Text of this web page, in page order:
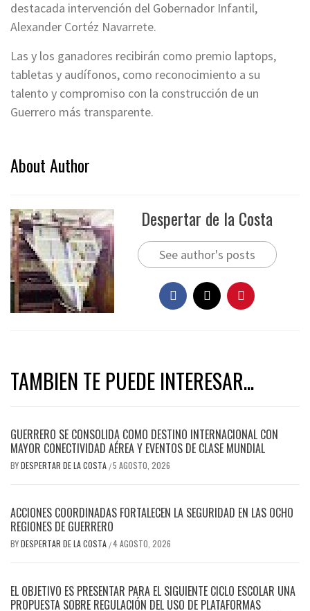
destacada intervención del Gobernador Infantil,
Alexander Cortéz Navarrete.
Las y los ganadores recibirán como premio laptops,
tabletas y audífonos, como reconocimiento a su
talento y compromiso con la construcción de un
Guerrero más transparente.
About Author
Despertar de la Costa
See author's posts
TAMBIEN TE PUEDE INTERESAR...
GUERRERO SE CONSOLIDA COMO DESTINO INTERNACIONAL CON
MAYOR CONECTIVIDAD AÉREA Y EVENTOS DE CLASE MUNDIAL
BYDESPERTAR DE LA COSTA /5 AGOSTO, 2026
ACCIONES COORDINADAS FORTALECEN LA SEGURIDAD EN LAS OCHO
REGIONES DE GUERRERO
BYDESPERTAR DE LA COSTA /4 AGOSTO, 2026
EL OBJETIVO ES PRESENTAR PARA EL SIGUIENTE CICLO ESCOLAR UNA
PROPUESTA SOBRE REGULACIÓN DEL USO DE PLATAFORMAS